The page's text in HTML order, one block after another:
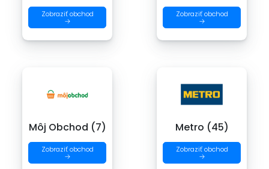
Zobraziť obchod
→
Zobraziť obchod
→
Môj Obchod (7)
Zobraziť obchod
→
Metro (45)
Zobraziť obchod
→